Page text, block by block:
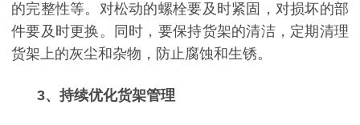
的完整性等。对松动的螺栓要及时紧固，对损坏的部
件要及时更换。同时，要保持货架的清洁，定期清理
货架上的灰尘和杂物，防止腐蚀和生锈。
3、持续优化货架管理